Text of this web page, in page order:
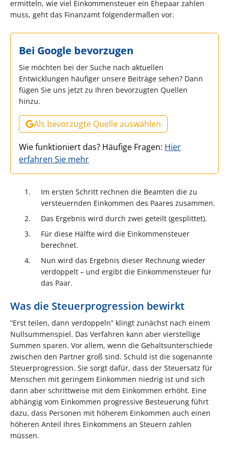
ermitteln, wie viel Einkommensteuer ein Ehepaar zahlen
muss, geht das Finanzamt folgendermaßen vor.
Bei Google bevorzugen
Sie möchten bei der Suche nach aktuellen
Entwicklungen häufiger unsere Beiträge sehen? Dann
fügen Sie uns jetzt zu Ihren bevorzugten Quellen
hinzu.
Als bevorzugte Quelle auswählen
Wie funktioniert das? Häufige Fragen: Hier
erfahren Sie mehr
Im ersten Schritt rechnen die Beamten die zu
versteuernden Einkommen des Paares zusammen.
Das Ergebnis wird durch zwei geteilt (gesplittet).
Für diese Hälfte wird die Einkommensteuer
berechnet.
Nun wird das Ergebnis dieser Rechnung wieder
verdoppelt – und ergibt die Einkommensteuer für
das Paar.
Was die Steuerprogression bewirkt
“Erst teilen, dann verdoppeln” klingt zunächst nach einem
Nullsummenspiel. Das Verfahren kann aber vierstellige
Summen sparen. Vor allem, wenn die Gehaltsunterschiede
zwischen den Partner groß sind. Schuld ist die sogenannte
Steuerprogression. Sie sorgt dafür, dass der Steuersatz für
Menschen mit geringem Einkommen niedrig ist und sich
dann aber schrittweise mit dem Einkommen erhöht. Eine
abhängig vom Einkommen progressive Besteuerung führt
dazu, dass Personen mit höherem Einkommen auch einen
höheren Anteil ihres Einkommens an Steuern zahlen
müssen.